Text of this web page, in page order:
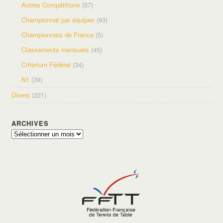
Autres Compétitions (57)
Championnat par équipes (93)
Championnats de France (5)
Classements mensuels (45)
Criterium Fédéral (34)
N1 (39)
Divers (221)
ARCHIVES
Archives